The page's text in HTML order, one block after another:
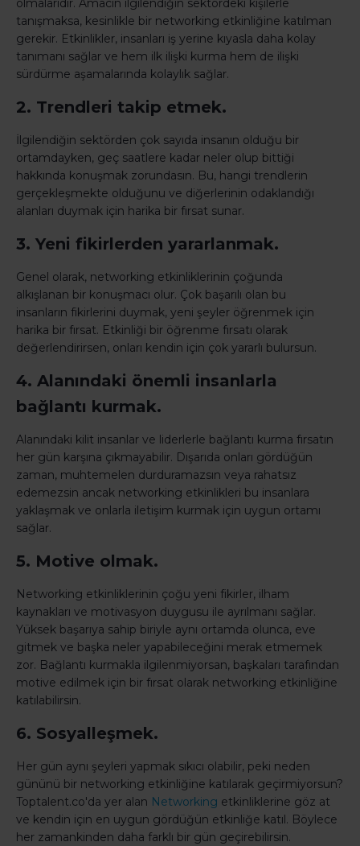
olmalarıdır. Amacın ilgilendiğin sektördeki kişilerle
tanışmaksa, kesinlikle bir networking etkinliğine katılman
gerekir. Etkinlikler, insanları iş yerine kıyasla daha kolay
tanımanı sağlar ve hem ilk ilişki kurma hem de ilişki
sürdürme aşamalarında kolaylık sağlar.
2. Trendleri takip etmek.
İlgilendiğin sektörden çok sayıda insanın olduğu bir
ortamdayken, geç saatlere kadar neler olup bittiği
hakkında konuşmak zorundasın. Bu, hangi trendlerin
gerçekleşmekte olduğunu ve diğerlerinin odaklandığı
alanları duymak için harika bir fırsat sunar.
3. Yeni fikirlerden yararlanmak.
Genel olarak, networking etkinliklerinin çoğunda
alkışlanan bir konuşmacı olur. Çok başarılı olan bu
insanların fikirlerini duymak, yeni şeyler öğrenmek için
harika bir fırsat. Etkinliği bir öğrenme fırsatı olarak
değerlendirirsen, onları kendin için çok yararlı bulursun.
4. Alanındaki önemli insanlarla
bağlantı kurmak.
Alanındaki kilit insanlar ve liderlerle bağlantı kurma fırsatın
her gün karşına çıkmayabilir. Dışarıda onları gördüğün
zaman, muhtemelen durduramazsın veya rahatsız
edemezsin ancak networking etkinlikleri bu insanlara
yaklaşmak ve onlarla iletişim kurmak için uygun ortamı
sağlar.
5. Motive olmak.
Networking etkinliklerinin çoğu yeni fikirler, ilham
kaynakları ve motivasyon duygusu ile ayrılmanı sağlar.
Yüksek başarıya sahip biriyle aynı ortamda olunca, eve
gitmek ve başka neler yapabileceğini merak etmemek
zor. Bağlantı kurmakla ilgilenmiyorsan, başkaları tarafından
motive edilmek için bir fırsat olarak networking etkinliğine
katılabilirsin.
6. Sosyalleşmek.
Her gün aynı şeyleri yapmak sıkıcı olabilir, peki neden
gününü bir networking etkinliğine katılarak geçirmiyorsun?
Toptalent.co'da yer alan Networking etkinliklerine göz at
ve kendin için en uygun gördüğün etkinliğe katıl. Böylece
her zamankinden daha farklı bir gün geçirebilirsin.